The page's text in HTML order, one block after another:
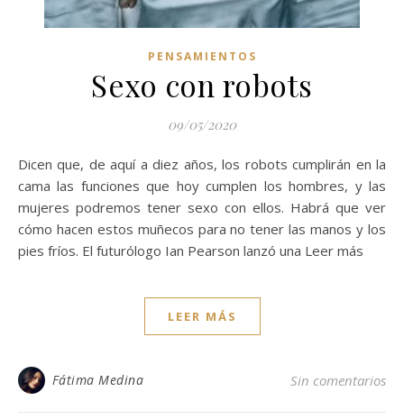
PENSAMIENTOS
Sexo con robots
09/05/2020
Dicen que, de aquí a diez años, los robots cumplirán en la
cama las funciones que hoy cumplen los hombres, y las
mujeres podremos tener sexo con ellos. Habrá que ver
cómo hacen estos muñecos para no tener las manos y los
pies fríos. El futurólogo Ian Pearson lanzó una Leer más
LEER MÁS
Fátima Medina Sin comentarios